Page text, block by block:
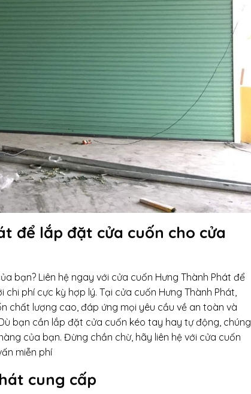
để lắp đặt cửa cuốn cho cửa
bạn? Liên hệ ngay với cửa cuốn Hưng Thành Phát để
phí cực kỳ hợp lý. Tại cửa cuốn Hưng Thành Phát,
chất lượng cao, đáp ứng mọi yêu cầu về an toàn và
bạn cần lắp đặt cửa cuốn kéo tay hay tự động, chúng
của bạn. Đừng chần chừ, hãy liên hệ với cửa cuốn
miễn phí
cung cấp